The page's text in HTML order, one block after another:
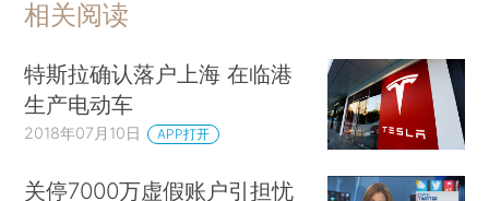
相关阅读
特斯拉确认落户上海 在临港
生产电动车
2018年07月10日 APP打开
关停7000万虚假账户引担忧